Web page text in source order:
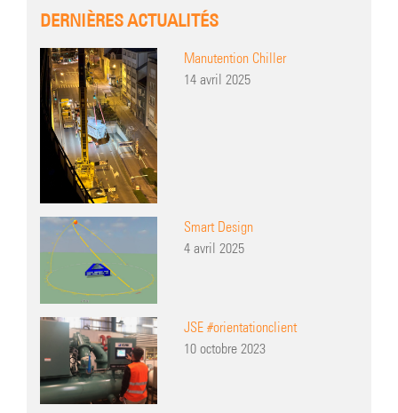
DERNIÈRES ACTUALITÉS
Manutention Chiller
14 avril 2025
Smart Design
4 avril 2025
JSE #orientationclient
10 octobre 2023